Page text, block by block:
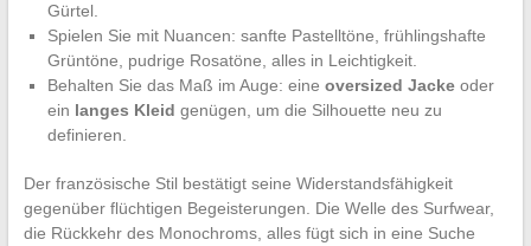
Gürtel.
Spielen Sie mit Nuancen: sanfte Pastelltöne, frühlingshafte
Grüntöne, pudrige Rosatöne, alles in Leichtigkeit.
Behalten Sie das Maß im Auge: eine oversized Jackeoder
ein langes Kleid genügen, um die Silhouette neu zu
definieren.
Der französische Stil bestätigt seine Widerstandsfähigkeit
gegenüber flüchtigen Begeisterungen. Die Welle des Surfwear,
die Rückkehr des Monochroms, alles fügt sich in eine Suche